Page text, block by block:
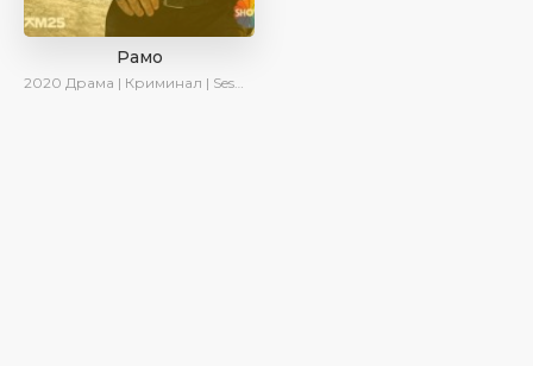
Рамо
2020 Драма | Криминал | SesDizi | Ирина Котова